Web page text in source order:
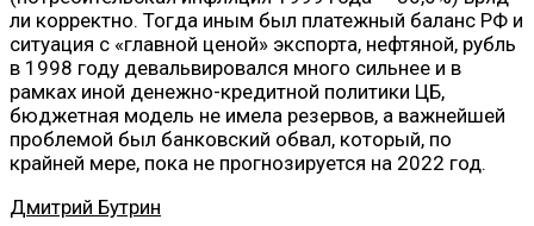
ли корректно. Тогда иным был платежный баланс РФ и
ситуация с «главной ценой» экспорта, нефтяной, рубль
в 1998 году девальвировался много сильнее и в
рамках иной денежно-кредитной политики ЦБ,
бюджетная модель не имела резервов, а важнейшей
проблемой был банковский обвал, который, по
крайней мере, пока не прогнозируется на 2022 год.
Дмитрий Бутрин